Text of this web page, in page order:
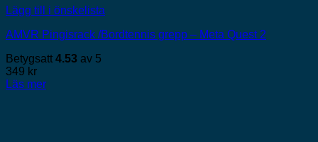
Lägg till i önskelista
AMVR Pingisrack /Bordtennis grepp – Meta Quest 2
Betygsatt 4.53 av 5
349 kr
Läs mer